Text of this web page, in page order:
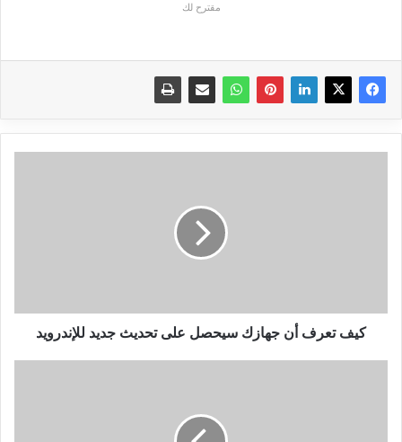
مقترح لك
للإندرويد
كيف تعرف أن جهازك سيحصل على تحديث جديد للإندرويد